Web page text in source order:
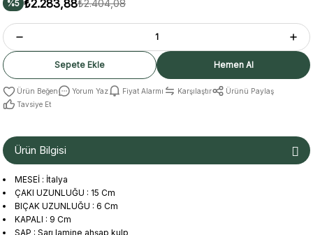
%5 ₺2.283,88₺2.404,08
Sepete Ekle Hemen Al
Yorum Yaz Fiyat Alarmı Karşılaştır
Ürünü Paylaş
Tavsiye Et
Ürün Bilgisi
MESEİ : İtalya
ÇAKI UZUNLUĞU : 15 Cm
BIÇAK UZUNLUĞU : 6 Cm
KAPALI : 9 Cm
SAP : Sarı lamine ahşap kulp